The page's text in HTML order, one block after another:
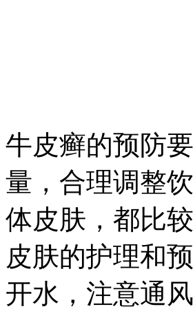
牛皮癣的预防
量，合理调整
体皮肤，都比
皮肤的护理和
开水，注意通